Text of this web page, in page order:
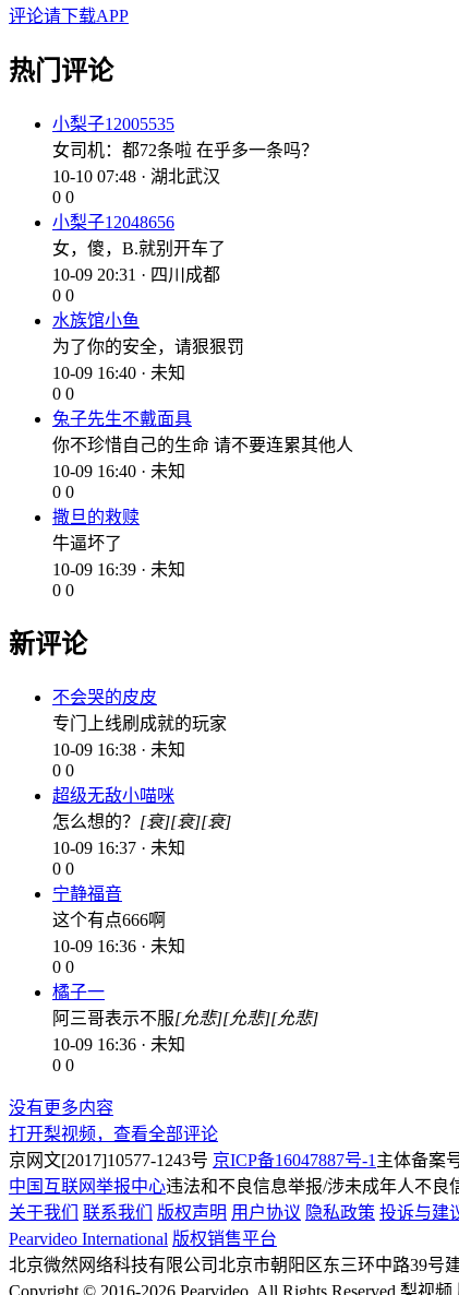
评论请下载APP
热门评论
小梨子12005535
女司机：都72条啦 在乎多一条吗？
10-10 07:48 · 湖北武汉
0 0
小梨子12048656
女，傻，B.就别开车了
10-09 20:31 · 四川成都
0 0
水族馆小鱼
为了你的安全，请狠狠罚
10-09 16:40 · 未知
0 0
兔子先生不戴面具
你不珍惜自己的生命 请不要连累其他人
10-09 16:40 · 未知
0 0
撒旦的救赎
牛逼坏了
10-09 16:39 · 未知
0 0
新评论
不会哭的皮皮
专门上线刷成就的玩家
10-09 16:38 · 未知
0 0
超级无敌小喵咪
怎么想的？ [衰][衰][衰]
10-09 16:37 · 未知
0 0
宁静福音
这个有点666啊
10-09 16:36 · 未知
0 0
橘子一
阿三哥表示不服[允悲][允悲][允悲]
10-09 16:36 · 未知
0 0
没有更多内容
打开梨视频，查看全部评论
京网文[2017]10577-1243号 京ICP备16047887号-1 主体备案
中国互联网举报中心违法和不良信息举报/涉未成年人不良
关于我们
联系我们 版权声明 用户协议 隐私政策 投诉与建
Pearvideo International 版权销售平台
北京微然网络科技有限公司北京市朝阳区东三环中路39号
Copyright © 2016-2026 Pearvideo. All Rights Reserved. 梨视频